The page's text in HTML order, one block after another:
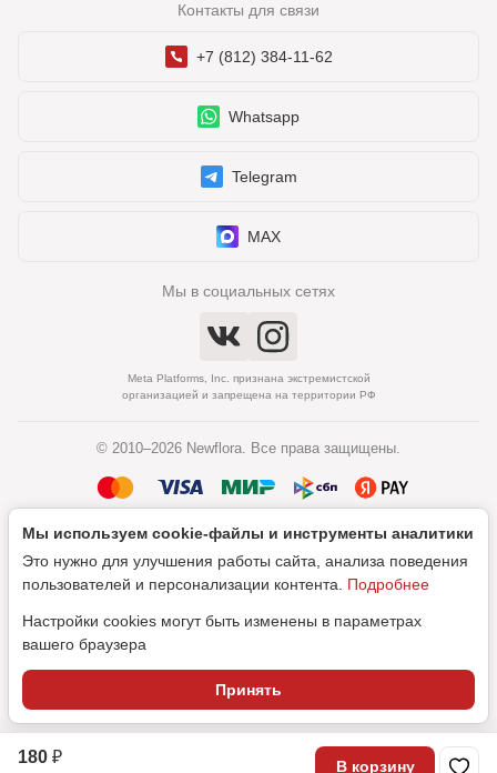
180 ₽ В корзину
Контакты для связи
+7 (812) 384-11-62
Whatsapp
Telegram
MAX
Мы в социальных сетях
Meta Platforms, Inc. признана экстремистской
организацией и запрещена на территории РФ
© 2010–2026 Newflora. Все права защищены.
Политика обработки персональных данных
Согласие на обработку персональных данных
SEO-продвижение
Мы используем cookie‑файлы и инструменты аналитики
Это нужно для улучшения работы сайта, анализа поведения
пользователей и персонализации контента. Подробнее
Настройки cookies могут быть изменены в параметрах
вашего браузера
Принять